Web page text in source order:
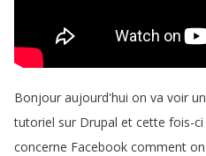
Bonjour aujourd'hui on va voir un
tutoriel sur Drupal et cette fois-ci
concerne Facebook comment on